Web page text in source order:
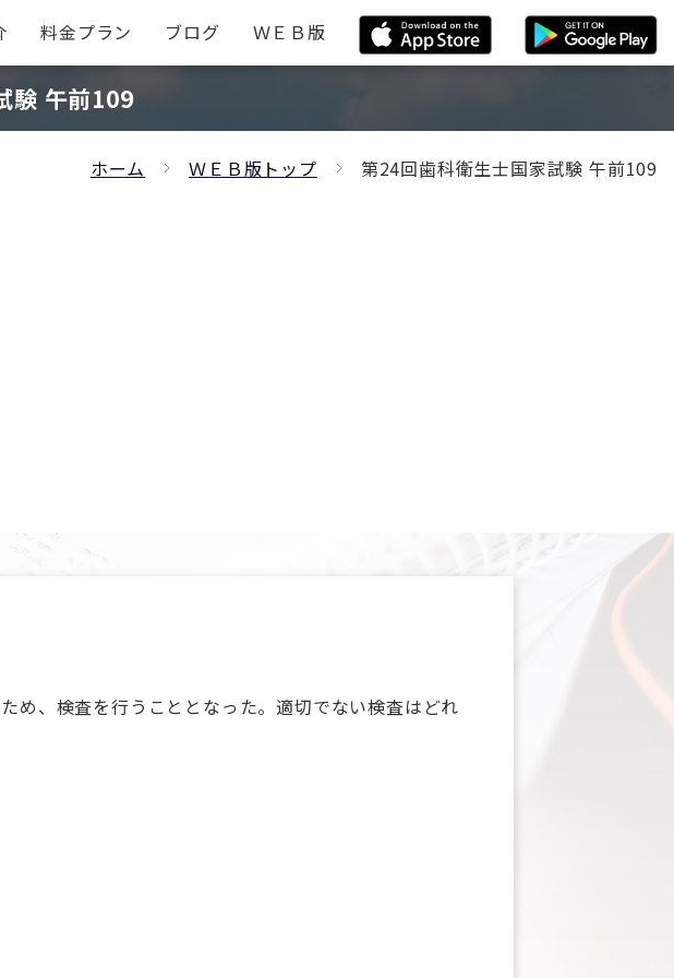
料金プラン ブログ ＷＥＢ版
験 午前109
ホーム ＷＥＢ版トップ 第24回歯科衛生士国家試験 午前109
め、検査を行うこととなった。適切でない検査はどれ